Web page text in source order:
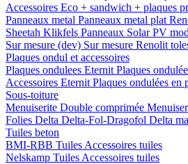
Accessoires Eco + sandwich + plaques
Panneaux metal Panneaux metal plat
Sheetah Klikfels Panneaux Solar PV
Sur mesure (dev) Sur mesure Renolit
Plaques ondul et accessoires
Plaques ondulees Eternit Plaques
Accessoires Eternit Plaques ondulées en
Sous-toiture
Menuiserite Double comprimée
Folies Delta Delta-Fol-Dragofol Delta
Tuiles beton
BMI-RBB Tuiles Accessoires tuiles
Nelskamp Tuiles Accessoires tuiles